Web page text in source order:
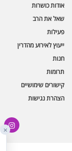
אודות כושרות
שאל את הרב
פעילות
ייעוץ לאירוע מהדרין
חנות
תרומות
קישורים שימושיים
הצהרת נגישות
🪲 בדיקת חרקים
מספר כושרות
🔀 תערובות כלים
✕